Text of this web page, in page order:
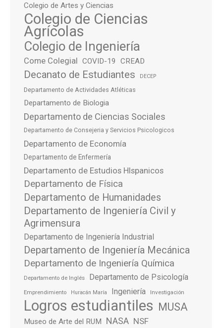
Colegio de Artes y Ciencias
Colegio de Ciencias
Agrícolas
Colegio de Ingeniería
Come Colegial COVID-19 CREAD
Decanato de Estudiantes DECEP
Departamento de Actividades Atléticas
Departamento de Biologia
Departamento de Ciencias Sociales
Departamento de Consejeria y Servicios Psicologicos
Departamento de Economía
Departamento de Enfermería
Departamento de Estudios HIspanicos
Departamento de Física
Departamento de Humanidades
Departamento de Ingeniería Civil y
Agrimensura
Departamento de Ingeniería Industrial
Departamento de Ingeniería Mecánica
Departamento de Ingeniería Química
Departamento de Inglés Departamento de Psicología
Emprendimiento Huracán María Ingeniería Investigación
Logros estudiantiles MUSA
Museo de Arte del RUM NASA NSF